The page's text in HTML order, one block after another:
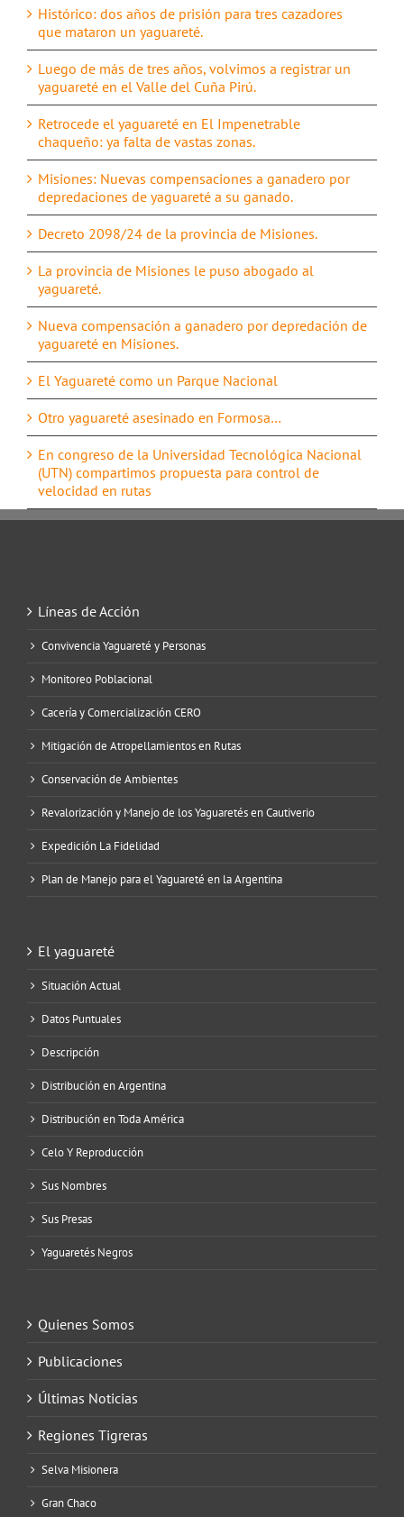
Histórico: dos años de prisión para tres cazadores
que mataron un yaguareté.
Luego de más de tres años, volvimos a registrar un
yaguareté en el Valle del Cuña Pirú.
Retrocede el yaguareté en El Impenetrable
chaqueño: ya falta de vastas zonas.
Misiones: Nuevas compensaciones a ganadero por
depredaciones de yaguareté a su ganado.
Decreto 2098/24 de la provincia de Misiones.
La provincia de Misiones le puso abogado al
yaguareté.
Nueva compensación a ganadero por depredación de
yaguareté en Misiones.
El Yaguareté como un Parque Nacional
Otro yaguareté asesinado en Formosa…
En congreso de la Universidad Tecnológica Nacional
(UTN) compartimos propuesta para control de
velocidad en rutas
Líneas de Acción
Convivencia Yaguareté y Personas
Monitoreo Poblacional
Cacería y Comercialización CERO
Mitigación de Atropellamientos en Rutas
Conservación de Ambientes
Revalorización y Manejo de los Yaguaretés en Cautiverio
Expedición La Fidelidad
Plan de Manejo para el Yaguareté en la Argentina
El yaguareté
Situación Actual
Datos Puntuales
Descripción
Distribución en Argentina
Distribución en Toda América
Celo Y Reproducción
Sus Nombres
Sus Presas
Yaguaretés Negros
Quienes Somos
Publicaciones
Últimas Noticias
Regiones Tigreras
Selva Misionera
Gran Chaco